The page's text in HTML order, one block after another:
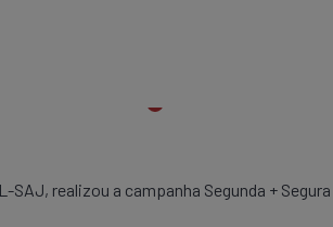
SAJ, realizou a campanha Segunda +